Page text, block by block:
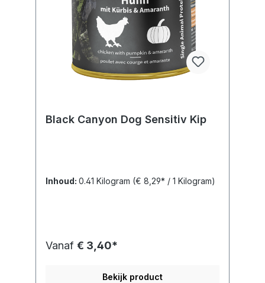
Black Canyon Dog Sensitiv Kip
Inhoud: 0.41 Kilogram (€ 8,29* / 1 Kilogram)
Vanaf € 3,40*
Bekijk product